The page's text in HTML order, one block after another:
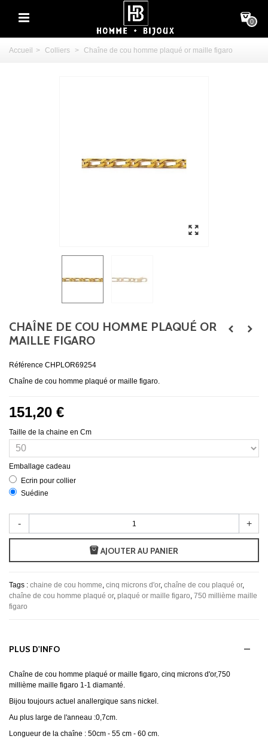
0
Accueil > Colliers > Chaîne de cou homme plaqué or maille figaro
CHAÎNE DE COU HOMME PLAQUÉ OR
MAILLE FIGARO
Référence CHPLOR69254
Chaîne de cou homme plaqué or maille figaro.
151,20 €
Taille de la chaine en Cm
Emballage cadeau
Ecrin pour collier
Suédine
- +
AJOUTER AU PANIER
Tags : chaine de cou homme, cinq microns d'or, chaîne de cou plaqué or,
chaîne de cou homme plaqué or, plaqué or maille figaro, 750 millième maille
figaro
PLUS D'INFO
Chaîne de cou homme plaqué or maille figaro, cinq microns d'or,750
millième maille figaro 1-1 diamanté.
Bijou toujours actuel anallergique sans nickel.
Au plus large de l'anneau :0,7cm.
Longueur de la chaîne : 50cm - 55 cm - 60 cm.